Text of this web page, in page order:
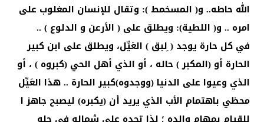
الله حاطه.. و( المسخمط ): وتقال للإنسان المغلوب على
امره .. و( اللطية): ويطلق على ( الأرعن و الدلوع ) ..
في كل حارة يوجد ( ِلبق ) العَيِّل، ويطلق على ابن كبير
الحارة أو (المكبر ) حاله ، أو الذي أهل الحي (كبروه ) ، أو
الذي وعيوا على الدنيا (ووجدوه)كبير الحارة .. هذا العَيِّل
محظي باهتمام الأب الذي يريد أن (يكبره) ليصبح جاهز ا